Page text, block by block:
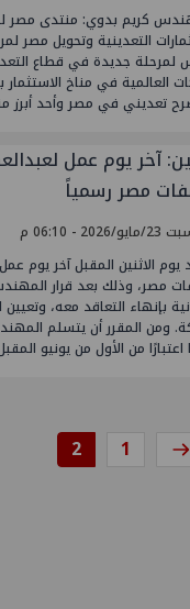
كريم بدوي: منتدى مصر
التعدينية وتحويل مصر
جديدة في قطاع
العالمية في مناخ
تعديني في مصر وأحد أبرز
آخر يوم عمل
مصر رسمياً
2026 - 06:10 م
الاثنين المقبل آخر يوم
مصر، وذلك بعد قرار
بإنهاء التعاقد معه،
ومن المقرر أن يتسلم
من الأول من يونيو
1
2